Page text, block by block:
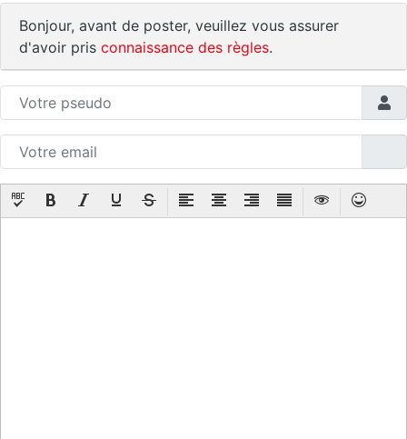
Bonjour, avant de poster, veuillez vous assurer
d'avoir pris connaissance des règles.